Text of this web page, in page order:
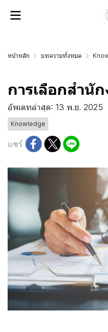
หน้าหลัก บทความทั้งหมด
การเลือกสำนั
อัพเดทล่าสุด: 13 พ.ย. 2025
Knowledge
แชร์